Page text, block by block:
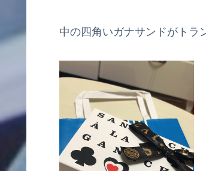
中の四角いガナサンドがトラ